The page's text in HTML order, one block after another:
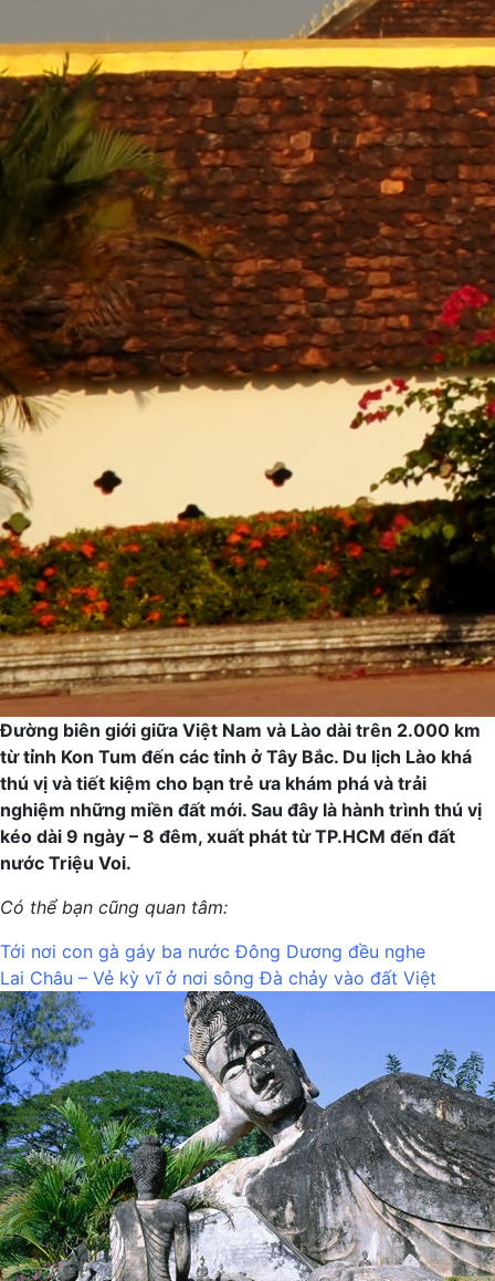
Đường biên giới giữa Việt Nam và Lào dài trên 2.000 km
từ tỉnh Kon Tum đến các tỉnh ở Tây Bắc. Du lịch Lào khá
thú vị và tiết kiệm cho bạn trẻ ưa khám phá và trải
nghiệm những miền đất mới. Sau đây là hành trình thú vị
kéo dài 9 ngày – 8 đêm, xuất phát từ TP.HCM đến đất
nước Triệu Voi.
Có thể bạn cũng quan tâm:
Tới nơi con gà gáy ba nước Đông Dương đều nghe
Lai Châu – Vẻ kỳ vĩ ở nơi sông Đà chảy vào đất Việt